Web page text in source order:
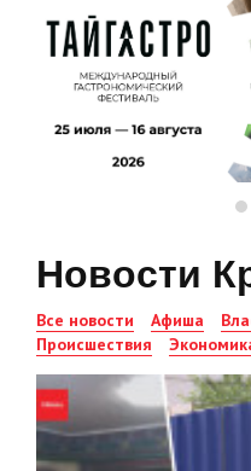
Новости
Все новости Афиша
Происшествия